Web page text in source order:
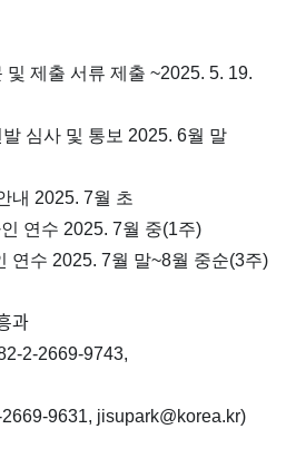
제출 서류 제출 ~2025. 5. 19.
심사 및 통보 2025. 6월 말
내 2025. 7월 초
연수 2025. 7월 중(1주)
연수 2025. 7월 말~8월 중순(3주)
과
2-2669-9743,
9631, jisupark@korea.kr)